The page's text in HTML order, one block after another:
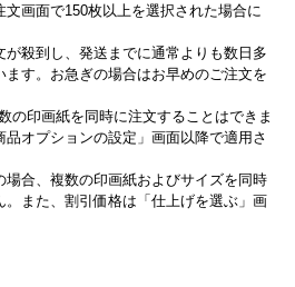
画面で150枚以上を選択された場合に
殺到し、発送までに通常よりも数日多
ます。お急ぎの場合はお早めのご注文を
の印画紙を同時に注文することはできま
オプションの設定」画面以降で適用さ
合、複数の印画紙およびサイズを同時
。また、割引価格は「仕上げを選ぶ」画